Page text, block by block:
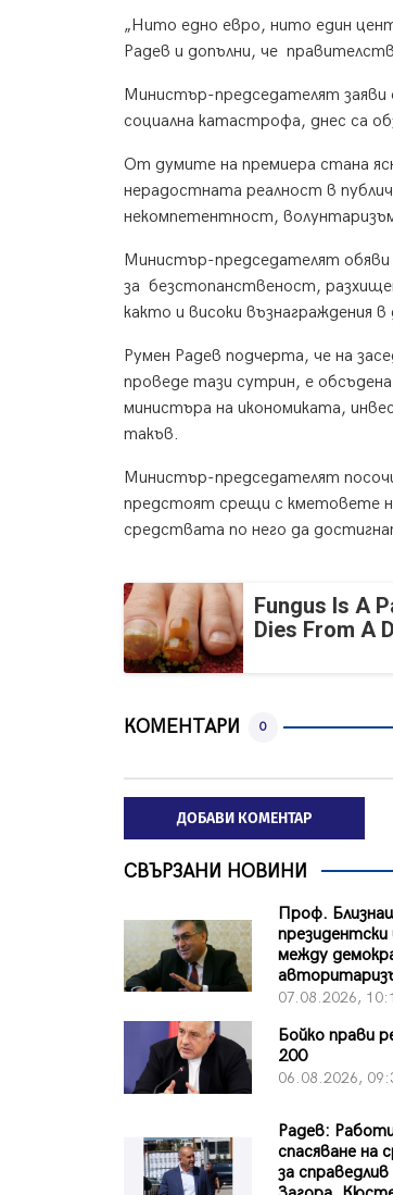
„Нито едно евро, нито един
Радев и допълни, че
Министър-председателят заяви
социална катастрофа, днес са
От думите на премиера стана
нерадостната реалност в
некомпетентност,
Министър-председателят
за безстопанственост,
както и високи възнаграждения
Румен Радев подчерта, че на
проведе тази сутрин, е
министъра на икономиката,
такъв.
Министър-председателят
предстоят срещи с кметовете
средствата по него да
Fungus Is A
Dies From A
КОМЕНТАРИ 0
ДОБАВИ КОМЕНТАР
СВЪРЗАНИ НОВИНИ
Проф.
президентски
между
07.08.2026,
Бойко прави
200
06.08.2026,
Радев:
спасяване на
за